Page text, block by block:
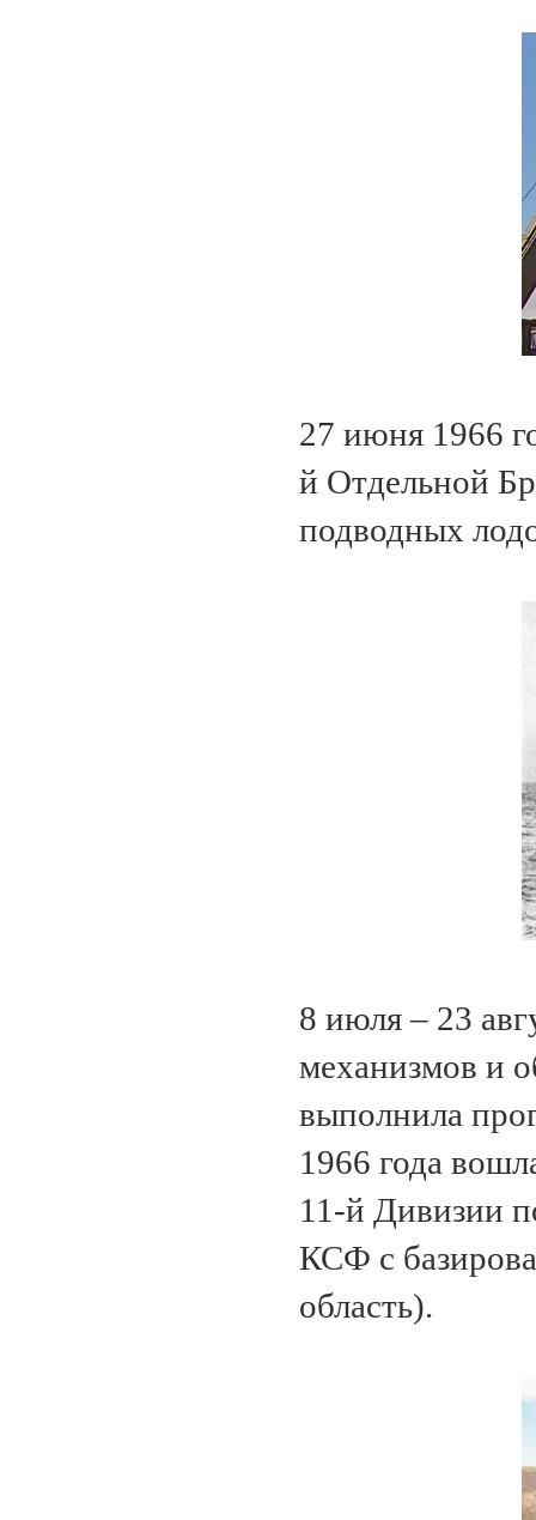
27 июня 1966
й Отдельной
подводных
8 июля – 23
механизмов и
выполнила
1966 года
11-й Дивизии
КСФ с
область).